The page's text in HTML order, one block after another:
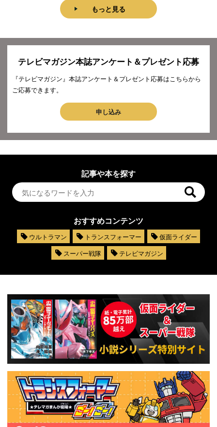
もっと見る
テレビマガジン本誌アンケート＆プレゼント応募
『テレビマガジン』本誌アンケート＆プレゼント応募はこちらから
ご応募できます。
申し込み
記事や本を探す
おすすめコンテンツ
ウルトラマン トランスフォーマー
仮面ライダー
スーパー戦隊
テレビマガジン